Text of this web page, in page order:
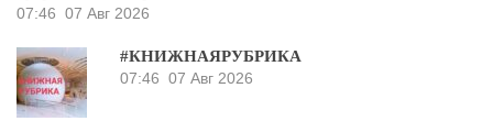
07:46 07 Авг 2026
#КНИЖНАЯРУБРИКА
07:46 07 Авг 2026